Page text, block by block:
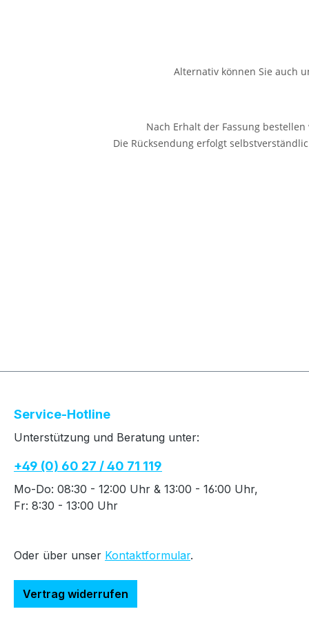
Alternativ können Sie auch
Nach Erhalt der Fassung
Die Rücksendung erfolgt
Service-Hotline
Unterstützung und Beratung unter:
+49 (0) 60 27 / 40 71 119
Mo-Do: 08:30 - 12:00 Uhr & 13:00 - 16:00 Uhr,
Fr: 8:30 - 13:00 Uhr
Oder über unser Kontaktformular.
Vertrag widerrufen